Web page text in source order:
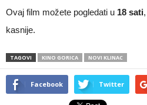
Ovaj film možete pogledati u 18 sati
kasnije.
TAGOVI KINO GORICA NOVI KLINAC
Facebook Twitter